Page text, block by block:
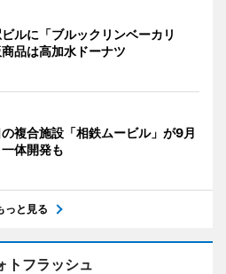
ルに「ブルックリンベーカリ
品は高加水ドーナツ
複合施設「相鉄ムービル」が9月
体開発も
っと見る
トフラッシュ